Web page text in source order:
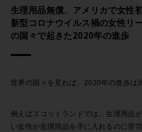
生理用品無償、アメリカで女性
新型コロナウイルス禍の女性リ
の国々で起きた2020年の進歩
世界の国々を見れば、2020年の進歩は
例えばスコットランドでは、生理用品
い女性が生理用品を手に入れるのに苦